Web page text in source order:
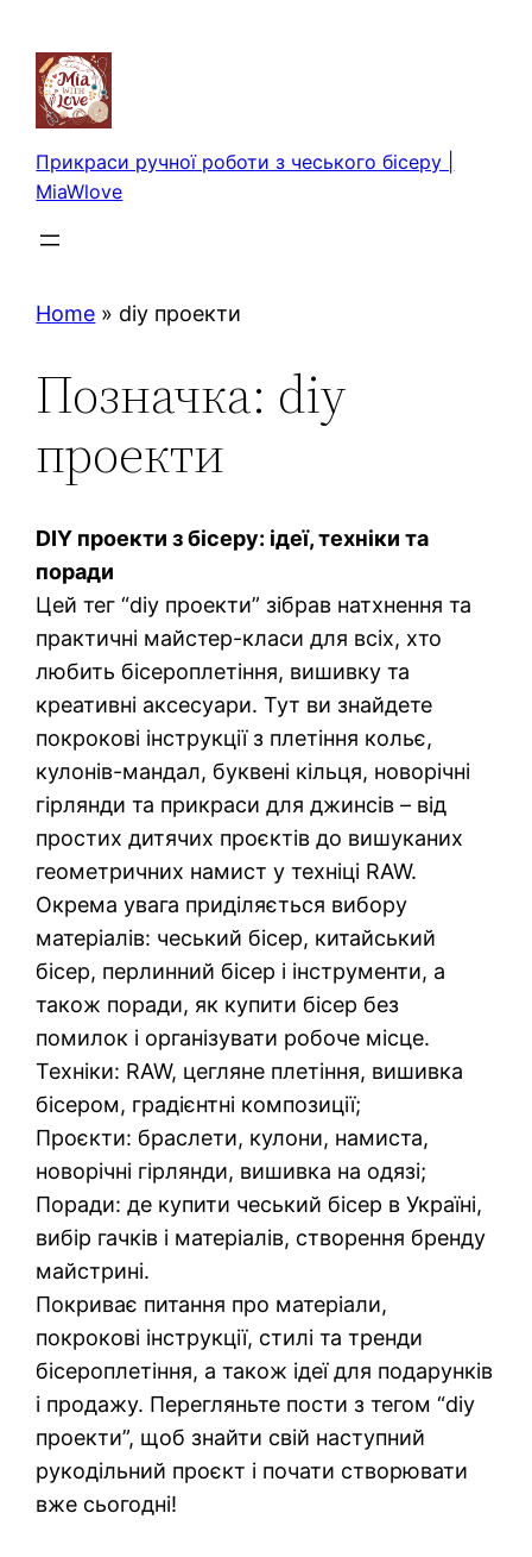
вмісту
Прикраси ручної роботи з чеського бісеру |
MiaWlove
Home » diy проекти
Позначка: diy
проекти
DIY проекти з бісеру: ідеї, техніки та
поради
Цей тег “diy проекти” зібрав натхнення та
практичні майстер-класи для всіх, хто
любить бісероплетіння, вишивку та
креативні аксесуари. Тут ви знайдете
покрокові інструкції з плетіння кольє,
кулонів-мандал, буквені кільця, новорічні
гірлянди та прикраси для джинсів – від
простих дитячих проєктів до вишуканих
геометричних намист у техніці RAW.
Окрема увага приділяється вибору
матеріалів: чеський бісер, китайський
бісер, перлинний бісер і інструменти, а
також поради, як купити бісер без
помилок і організувати робоче місце.
Техніки: RAW, цегляне плетіння, вишивка
бісером, градієнтні композиції;
Проєкти: браслети, кулони, намиста,
новорічні гірлянди, вишивка на одязі;
Поради: де купити чеський бісер в Україні,
вибір гачків і матеріалів, створення бренду
майстрині.
Покриває питання про матеріали,
покрокові інструкції, стилі та тренди
бісероплетіння, а також ідеї для подарунків
і продажу. Перегляньте пости з тегом “diy
проекти”, щоб знайти свій наступний
рукодільний проєкт і почати створювати
вже сьогодні!